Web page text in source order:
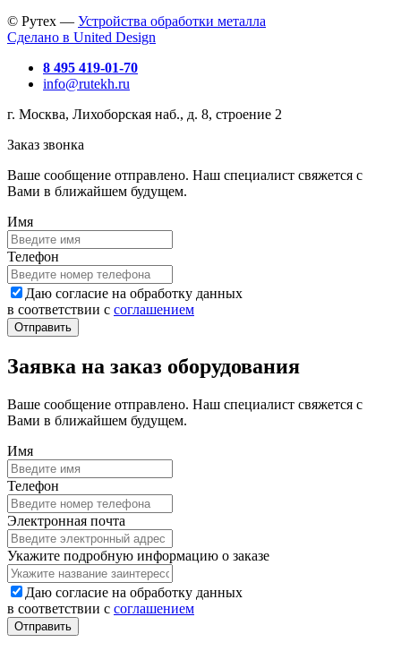
© Рутех — Устройства обработки металла
Сделано в United Design
8 495 419-01-70
info@rutekh.ru
г. Москва, Лихоборская наб., д. 8, строение 2
Заказ звонка
Ваше сообщение отправлено. Наш специалист свяжется с
Вами в ближайшем будущем.
Имя
Телефон
Даю согласие на обработку данных
в соответствии с соглашением
Заявка на заказ оборудования
Ваше сообщение отправлено. Наш специалист свяжется с
Вами в ближайшем будущем.
Имя
Телефон
Электронная почта
Укажите подробную информацию о заказе
Даю согласие на обработку данных
в соответствии с соглашением